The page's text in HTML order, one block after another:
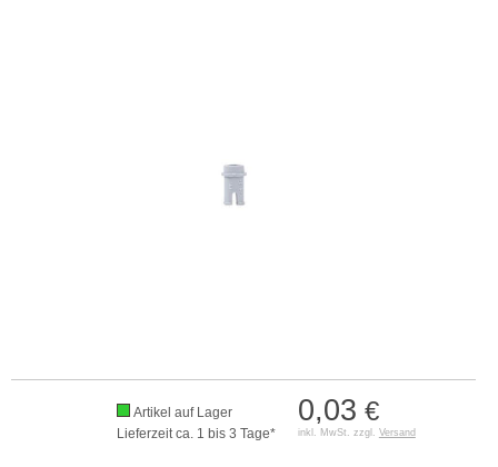
0,03 €
inkl. MwSt. zzgl. Versand
Artikel auf Lager
Lieferzeit ca. 1 bis 3 Tage*